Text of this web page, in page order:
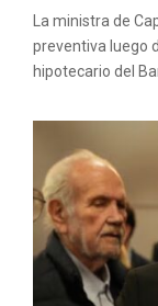
La ministra de
preventiva luego
hipotecario del